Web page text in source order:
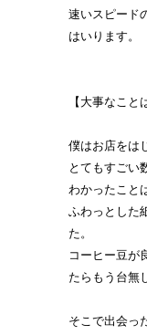
速いスピード
はいります。
【大事なこと
僕はお店をは
とてもすごい
わかったこと
ふわっとした
た。
コーヒー豆が
たらもう台無
そこで出会っ